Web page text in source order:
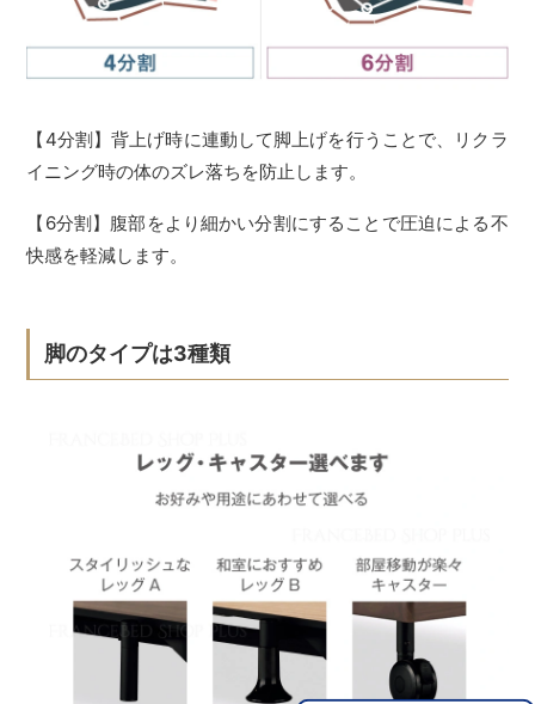
【4分割】背上げ時に連動して脚上げを行うことで、リクラ
イニング時の体のズレ落ちを防止します。
【6分割】腹部をより細かい分割にすることで圧迫による不
快感を軽減します。
脚のタイプは3種類